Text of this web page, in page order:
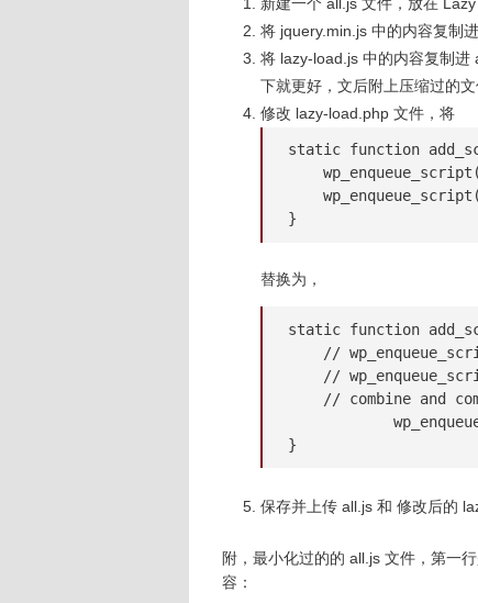
将 jquery.min.js 中的内容复制进
将 lazy-load.js 中的内容复制进
下就更好，文后附上压缩过的文
修改 lazy-load.php 文件，将
static function
}
替换为，
static function
//
//
// combine and
}
保存并上传 all.js 和 修改后的
附，最小化过的的 all.js 文件，第一
容：